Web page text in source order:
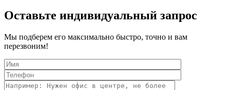
Оставьте индивидуальный запрос
Мы подберем его максимально быстро, точно и вам
перезвоним!